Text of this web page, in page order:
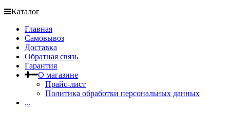
Каталог
Главная
Самовывоз
Доставка
Обратная связь
Гарантия
О магазине
Прайс-лист
Политика обработки персональных данных
...